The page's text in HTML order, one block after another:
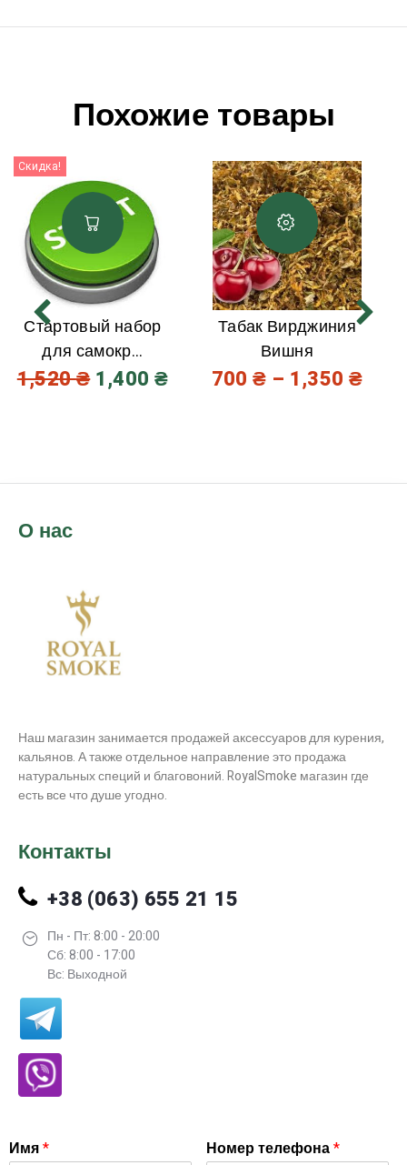
Похожие товары
Скидка!
Стартовый набор
для самокр...
1,520₴ 1,400 ₴
Табак Вирджиния
Вишня
700₴ – 1,350 ₴
О нас
Наш магазин занимается продажей аксессуаров для курения,
кальянов. А также отдельное направление это продажа
натуральных специй и благовоний. RoyalSmoke магазин где
есть все что душе угодно.
Контакты
+38 (063) 655 21 15
Пн - Пт: 8:00 - 20:00
Сб: 8:00 - 17:00
Вс: Выходной
Имя* Номер телефона*